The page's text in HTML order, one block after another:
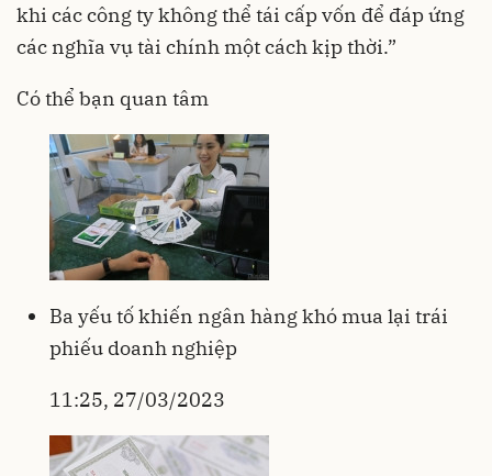
khi các công ty không thể tái cấp vốn để đáp ứng
các nghĩa vụ tài chính một cách kịp thời.”
Có thể bạn quan tâm
Ba yếu tố khiến ngân hàng khó mua lại trái
phiếu doanh nghiệp
11:25, 27/03/2023